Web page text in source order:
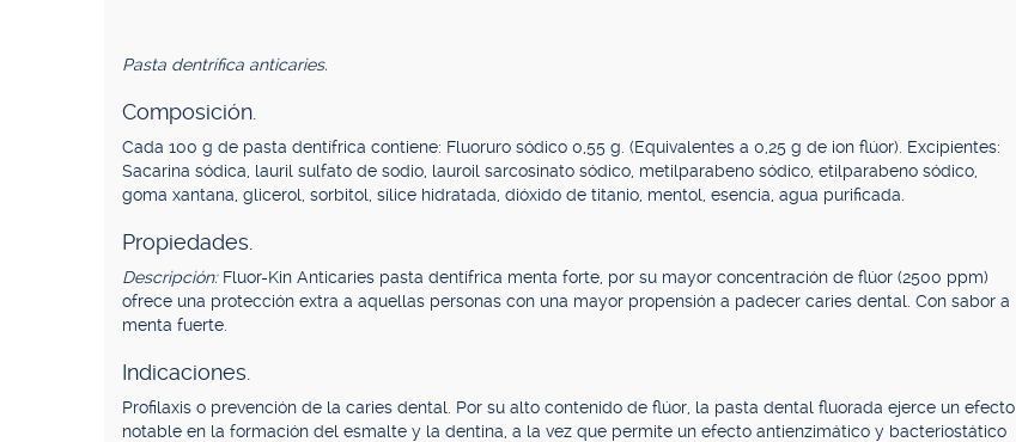
Pasta dentrífica anticaries.
Composición.
Cada 100 g de pasta dentífrica contiene: Fluoruro sódico 0,55 g. (Equivalentes a 0,25 g de ion flúor). Excipientes:
Sacarina sódica, lauril sulfato de sodio, lauroil sarcosinato sódico, metilparabeno sódico, etilparabeno sódico,
goma xantana, glicerol, sorbitol, sílice hidratada, dióxido de titanio, mentol, esencia, agua purificada.
Propiedades.
Descripción: Fluor-Kin Anticaries pasta dentífrica menta forte, por su mayor concentración de flúor (2500 ppm)
ofrece una protección extra a aquellas personas con una mayor propensión a padecer caries dental. Con sabor a
menta fuerte.
Indicaciones.
Profilaxis o prevención de la caries dental. Por su alto contenido de flúor, la pasta dental fluorada ejerce un efecto
notable en la formación del esmalte y la dentina, a la vez que permite un efecto antienzimático y bacteriostático